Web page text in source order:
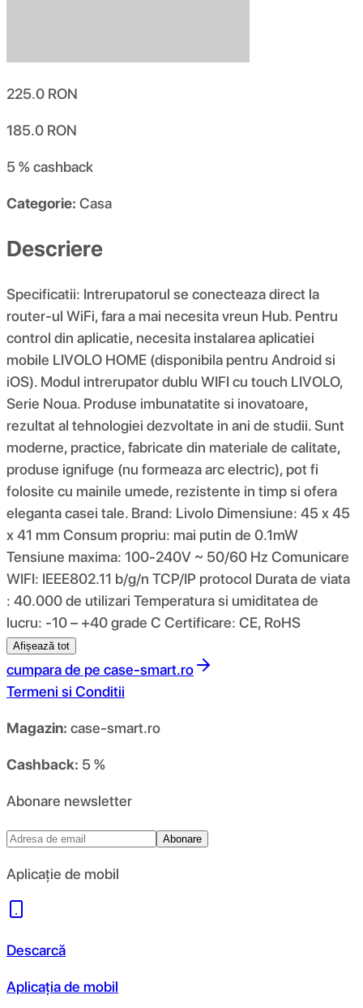
225.0 RON
185.0 RON
5 %cashback
Categorie: Casa
Descriere
Specificatii: Intrerupatorul se conecteaza direct la
router-ul WiFi, fara a mai necesita vreun Hub. Pentru
control din aplicatie, necesita instalarea aplicatiei
mobile LIVOLO HOME (disponibila pentru Android si
iOS). Modul intrerupator dublu WIFI cu touch LIVOLO,
Serie Noua. Produse imbunatatite si inovatoare,
rezultat al tehnologiei dezvoltate in ani de studii. Sunt
moderne, practice, fabricate din materiale de calitate,
produse ignifuge (nu formeaza arc electric), pot fi
folosite cu mainile umede, rezistente in timp si ofera
eleganta casei tale. Brand: Livolo Dimensiune: 45 x 45
x 41 mm Consum propriu: mai putin de 0.1mW
Tensiune maxima: 100-240V ~ 50/60 Hz Comunicare
WIFI: IEEE802.11 b/g/n TCP/IP protocol Durata de viata
: 40.000 de utilizari Temperatura si umiditatea de
lucru: -10 – +40 grade C Certificare: CE, RoHS
Afișează tot
cumpara de pe case-smart.ro
Termeni si Conditii
Magazin: case-smart.ro
Cashback: 5 %
Abonare newsletter
Abonare
Aplicație de mobil
Descarcă
Aplicația de mobil